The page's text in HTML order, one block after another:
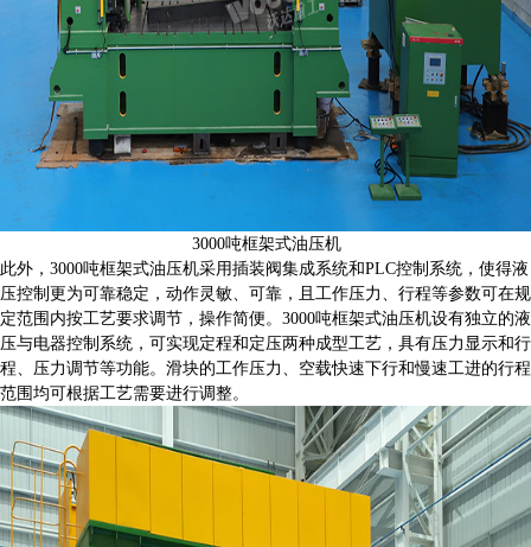
3000吨框架式油压机
此外，3000吨框架式油压机采用插装阀集成系统和PLC控制系统，使得液
压控制更为可靠稳定，动作灵敏、可靠，且工作压力、行程等参数可在规
定范围内按工艺要求调节，操作简便。3000吨框架式油压机设有独立的液
压与电器控制系统，可实现定程和定压两种成型工艺，具有压力显示和行
程、压力调节等功能。滑块的工作压力、空载快速下行和慢速工进的行程
范围均可根据工艺需要进行调整。